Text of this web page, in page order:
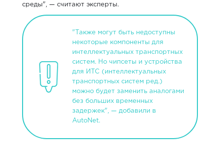
среды", — считают эксперты.
"Также могут быть недоступны
некоторые компоненты для
интеллектуальных транспортных
систем. Но чипсеты и устройства
для ИТС (интеллектуальных
транспортных систем ред.)
можно будет заменить аналогами
без больших временных
задержек", — добавили в
AutoNet.